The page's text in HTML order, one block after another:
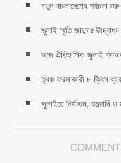
নতুন বাংলাদেশের পথচলা
জুলাই স্মৃতি জাদুঘর উদ্বোধন
আজ ঐতিহাসিক জুলাই
ত্বক ফরসাকারী ৮ ক্রিম
জুলাইয়ে নির্যাতন, হয়রানি